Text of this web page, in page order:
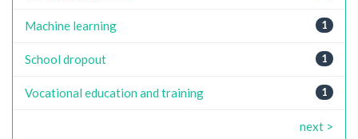
1
Machine learning
1
School dropout
1
Vocational education and training
next >